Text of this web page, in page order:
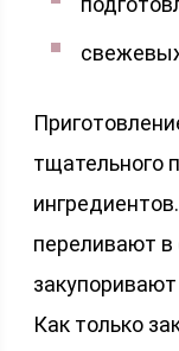
тщательного
переливают в
Как только